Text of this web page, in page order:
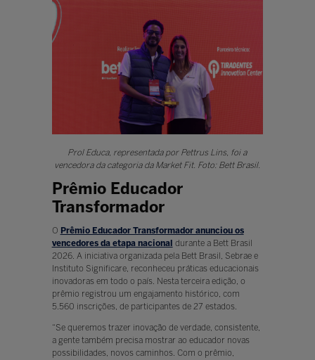
Prol Educa, representada por Pettrus Lins, foi a
vencedora da categoria da Market Fit. Foto: Bett Brasil.
Prêmio Educador
Transformador
O Prêmio Educador Transformador anunciou os
vencedores da etapa nacional durante a Bett Brasil
2026. A iniciativa organizada pela Bett Brasil, Sebrae e
Instituto Significare, reconheceu práticas educacionais
inovadoras em todo o país. Nesta terceira edição, o
prêmio registrou um engajamento histórico, com
5.560 inscrições, de participantes de 27 estados.
“Se queremos trazer inovação de verdade, consistente,
a gente também precisa mostrar ao educador novas
possibilidades, novos caminhos. Com o prêmio,